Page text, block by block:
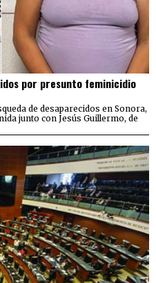
por presunto feminicidio
de desaparecidos en Sonora,
junto con Jesús Guillermo, de